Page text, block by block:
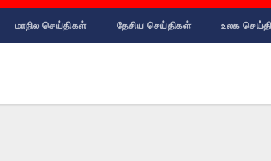
மாநில செய்திகள் தேசிய செய்திகள் உலக